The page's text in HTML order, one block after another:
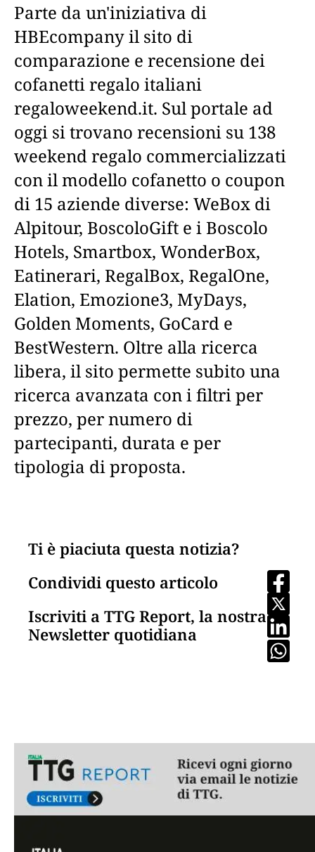
Parte da un'iniziativa di
HBEcompany il sito di
comparazione e recensione dei
cofanetti regalo italiani
regaloweekend.it. Sul portale ad
oggi si trovano recensioni su 138
weekend regalo commercializzati
con il modello cofanetto o coupon
di 15 aziende diverse: WeBox di
Alpitour, BoscoloGift e i Boscolo
Hotels, Smartbox, WonderBox,
Eatinerari, RegalBox, RegalOne,
Elation, Emozione3, MyDays,
Golden Moments, GoCard e
BestWestern. Oltre alla ricerca
libera, il sito permette subito una
ricerca avanzata con i filtri per
prezzo, per numero di
partecipanti, durata e per
tipologia di proposta.
Ti è piaciuta questa notizia?
Condividi questo articolo
Iscriviti a TTG Report, la nostra
Newsletter quotidiana